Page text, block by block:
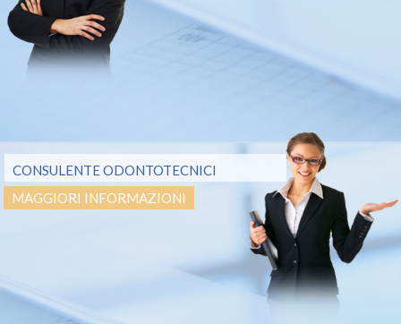
CONSULENTE ODONTOTECNICI
MAGGIORI INFORMAZIONI